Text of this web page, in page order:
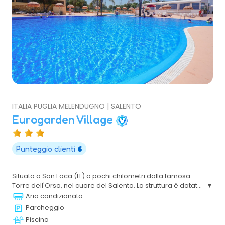
ITALIA PUGLIA MELENDUGNO | SALENTO
Eurogarden Village
Punteggio clienti 6
Situato a San Foca (LE) a pochi chilometri dalla famosa
Torre dell'Orso, nel cuore del Salento. La struttura è dotata
di una splendida piscina e di una gamma completa di
servizi dedicati alle famiglie e garantendo una vacanza di
comfort e divertimento.
Aria condizionata
Parcheggio
Piscina